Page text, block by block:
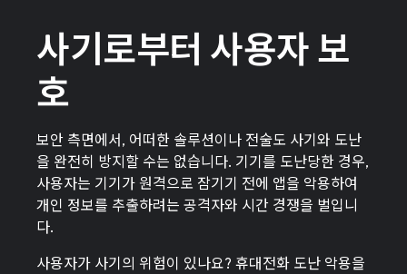
사기로부터 사용자 보
호
보안 측면에서, 어떠한 솔루션이나 전술도 사기와 도난
을 완전히 방지할 수는 없습니다. 기기를 도난당한 경우,
사용자는 기기가 원격으로 잠기기 전에 앱을 악용하여
개인 정보를 추출하려는 공격자와 시간 경쟁을 벌입니
다.
사용자가 사기의 위험이 있나요? 휴대전화 도난 악용을